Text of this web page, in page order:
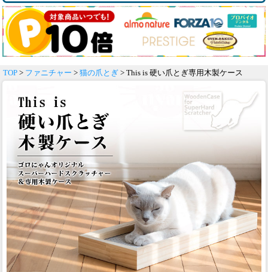
TOP > ファニチャー > 猫の爪とぎ > This is 硬い爪とぎ専用木製ケース